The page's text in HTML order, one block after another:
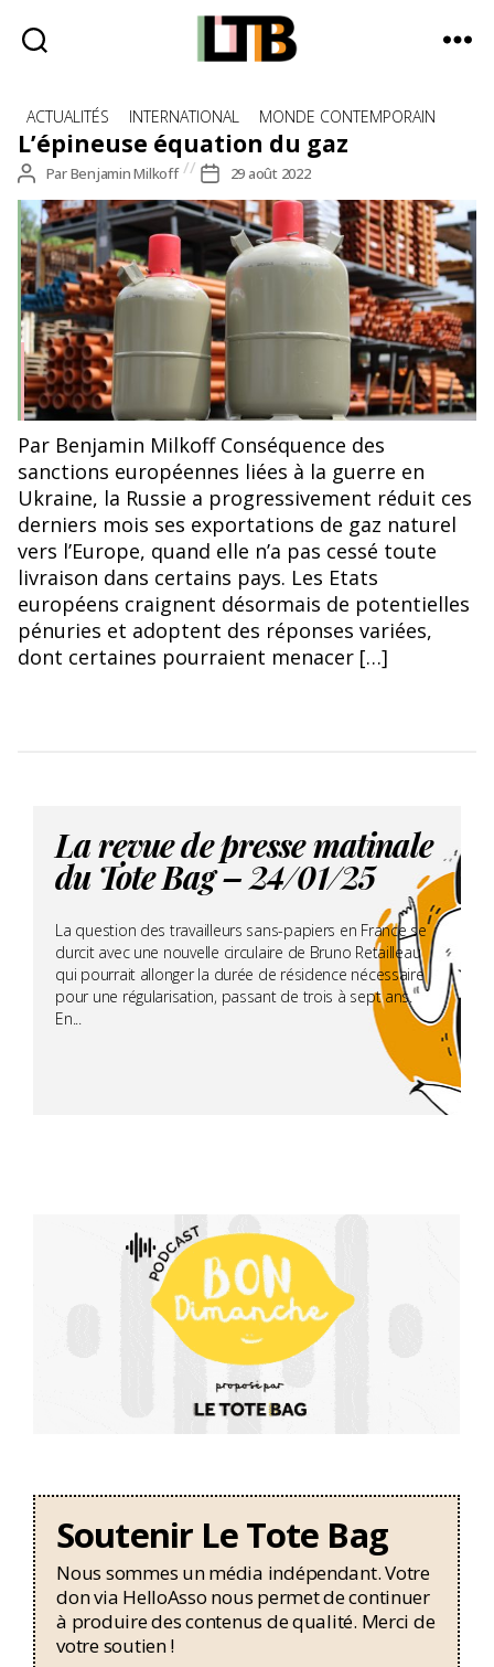
Tote
Bag
-
Média
d'information
quotidienne
Catégories
ACTUALITÉS INTERNATIONAL MONDE CONTEMPORAIN
L’épineuse équation du gaz
Auteur
de
l’article
ParBenjamin Milkoff
Date
de
l’article
29 août 2022
© Pxhere
Par Benjamin Milkoff Conséquence des
sanctions européennes liées à la guerre en
Ukraine, la Russie a progressivement réduit ces
derniers mois ses exportations de gaz naturel
vers l’Europe, quand elle n’a pas cessé toute
livraison dans certains pays. Les Etats
européens craignent désormais de potentielles
pénuries et adoptent des réponses variées,
dont certaines pourraient menacer […]
La revue de presse matinale
du Tote Bag – 24/01/25
La question des travailleurs sans-papiers en France se
durcit avec une nouvelle circulaire de Bruno Retailleau
qui pourrait allonger la durée de résidence nécessaire
pour une régularisation, passant de trois à sept ans.
En...
Soutenir Le Tote Bag
Nous sommes un média indépendant. Votre
don via HelloAsso nous permet de continuer
à produire des contenus de qualité. Merci de
votre soutien !